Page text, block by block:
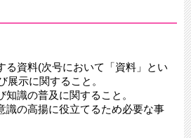
る資料(次号において「資料」とい
展示に関すること。
識の普及に関すること。
識の高揚に役立てるため必要な事